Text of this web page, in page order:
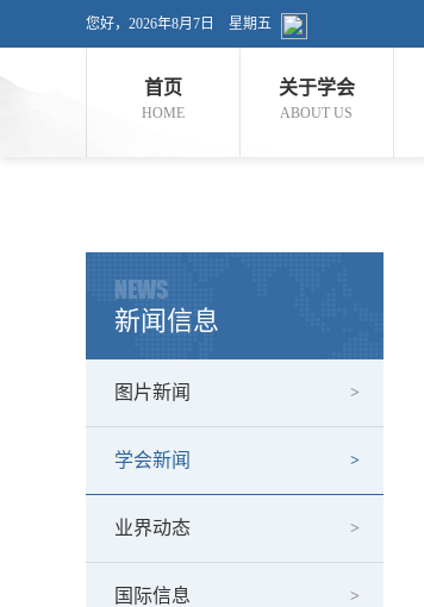
您好， 2026年8月7日 星期五
首页
HOME
关于学会
ABOUT US
NEWS
新闻信息
图片新闻
学会新闻
业界动态
国际信息